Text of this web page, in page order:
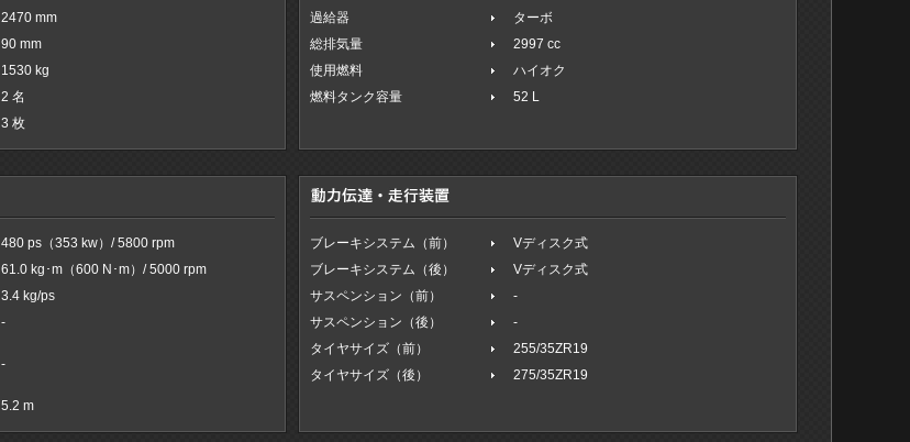
2470 mm
90 mm
1530 kg
2 名
3 枚
480 ps（353 kw）/ 5800 rpm
61.0 kg･m（600 N･m）/ 5000 rpm
3.4 kg/ps
-
-
5.2 m
過給器
ターボ
総排気量
2997 cc
使用燃料
ハイオク
燃料タンク容量
52 L
ブレーキシステム（前）
Vディスク式
ブレーキシステム（後）
Vディスク式
サスペンション（前）
-
サスペンション（後）
-
タイヤサイズ（前）
255/35ZR19
タイヤサイズ（後）
275/35ZR19